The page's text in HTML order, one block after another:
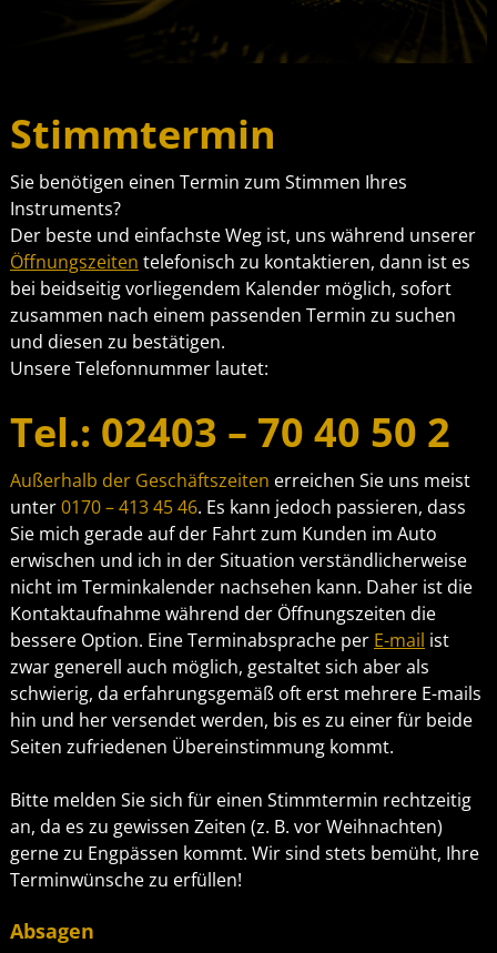
Stimmtermin
Sie benötigen einen Termin zum Stimmen Ihres
Instruments?
Der beste und einfachste Weg ist, uns während unserer
Öffnungszeiten telefonisch zu kontaktieren, dann ist es
bei beidseitig vorliegendem Kalender möglich, sofort
zusammen nach einem passenden Termin zu suchen
und diesen zu bestätigen.
Unsere Telefonnummer lautet:
Tel.: 02403 – 70 40 50 2
Außerhalb der Geschäftszeiten erreichen Sie uns meist
unter0170 – 413 45 46. Es kann jedoch passieren, dass
Sie mich gerade auf der Fahrt zum Kunden im Auto
erwischen und ich in der Situation verständlicherweise
nicht im Terminkalender nachsehen kann. Daher ist die
Kontaktaufnahme während der Öffnungszeiten die
bessere Option. Eine Terminabsprache per E-mail ist
zwar generell auch möglich, gestaltet sich aber als
schwierig, da erfahrungsgemäß oft erst mehrere E-mails
hin und her versendet werden, bis es zu einer für beide
Seiten zufriedenen Übereinstimmung kommt.
Bitte melden Sie sich für einen Stimmtermin rechtzeitig
an, da es zu gewissen Zeiten (z. B. vor Weihnachten)
gerne zu Engpässen kommt. Wir sind stets bemüht, Ihre
Terminwünsche zu erfüllen!
Absagen